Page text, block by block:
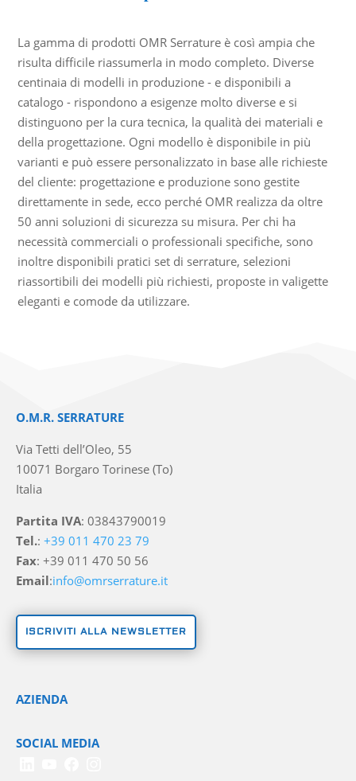
La gamma di prodotti OMR Serrature è così ampia che
risulta difficile riassumerla in modo completo. Diverse
centinaia di modelli in produzione - e disponibili a
catalogo - rispondono a esigenze molto diverse e si
distinguono per la cura tecnica, la qualità dei materiali e
della progettazione. Ogni modello è disponibile in più
varianti e può essere personalizzato in base alle richieste
del cliente: progettazione e produzione sono gestite
direttamente in sede, ecco perché OMR realizza da oltre
50 anni soluzioni di sicurezza su misura. Per chi ha
necessità commerciali o professionali specifiche, sono
inoltre disponibili pratici set di serrature, selezioni
riassortibili dei modelli più richiesti, proposte in valigette
eleganti e comode da utilizzare.
O.M.R. SERRATURE
Via Tetti dell’Oleo, 55
10071 Borgaro Torinese (To)
Italia
Partita IVA: 03843790019
Tel.:+39 011 470 23 79
Fax: +39 011 470 50 56
Email:info@omrserrature.it
ISCRIVITI ALLA NEWSLETTER
AZIENDA
SOCIAL MEDIA